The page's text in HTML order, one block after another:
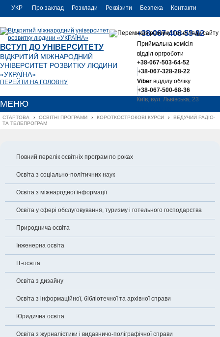
УКР
ENG
Про заклад Розклади Реквізити Безпека Контакти
ВСТУП ДО УНІВЕРСИТЕТУ
ВІДКРИТИЙ МІЖНАРОДНИЙ
УНІВЕРСИТЕТ РОЗВИТКУ ЛЮДИНИ
«УКРАЇНА»
ПЕРЕЙТИ НА ГОЛОВНУ
+38-067-406-53-92
Приймальна комісія
відділ оргроботи
+38-067-503-64-52
+38-067-328-28-22
Viberвідділу обліку
+38-067-500-68-36
Київ, вул. Львівська, 23
МЕНЮ
СТАРТОВА › ОСВІТНІ ПРОГРАМИ › КОРОТКОСТРОКОВІ КУРСИ ›
ВЕДУЧИЙ РАДІО-
ТА ТЕЛЕПРОГРАМ
Повний перелік освітніх програм по роках
Освіта з соціально-політичних наук
Освіта з міжнародної інформації
Освіта у сфері обслуговування, туризму і готельного господарства
Природнича освіта
Інженерна освіта
ІТ-освіта
Освіта з дизайну
Освіта з інформаційної, бібліотечної та архівної справи
Юридична освіта
Освіта з журналістики і видавничо-поліграфічної справи